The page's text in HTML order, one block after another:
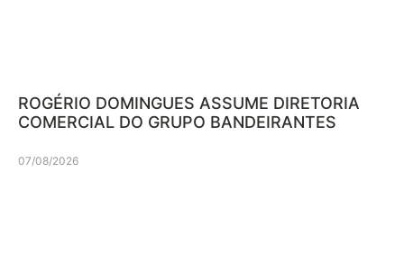
ROGÉRIO DOMINGUES ASSUME DIRETORIA
COMERCIAL DO GRUPO BANDEIRANTES
07/08/2026